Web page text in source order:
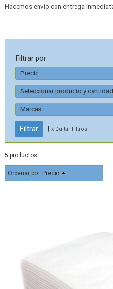
Hacemos envío con entrega
Filtrar por
Precio
Seleccionar producto y cantidad
Marcas
| x Quitar Filtros
5 productos
Ordenar por: Precio